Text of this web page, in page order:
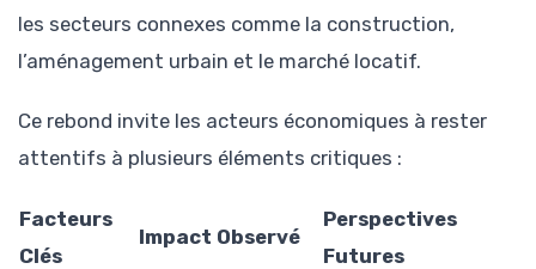
les secteurs connexes comme la construction,
l’aménagement urbain et le marché locatif.
Ce rebond invite les acteurs économiques à rester
attentifs à plusieurs éléments critiques :
Facteurs
Clés
Impact Observé
Perspectives
Futures